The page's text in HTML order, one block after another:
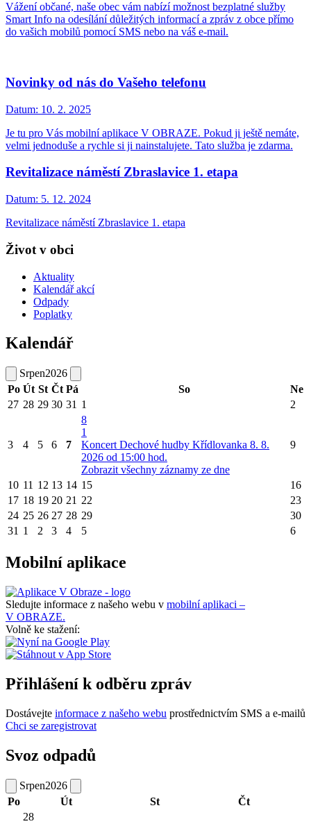
Vážení občané, naše obec vám nabízí možnost bezplatné služby
Smart Info na odesílání důležitých informací a zpráv z obce přímo
do vašich mobilů pomocí SMS nebo na váš e-mail.
Novinky od nás do Vašeho telefonu
Datum: 10. 2. 2025
Je tu pro Vás mobilní aplikace V OBRAZE. Pokud ji ještě nemáte,
velmi jednoduše a rychle si ji nainstalujete. Tato služba je zdarma.
Revitalizace náměstí Zbraslavice 1. etapa
Datum: 5. 12. 2024
Revitalizace náměstí Zbraslavice 1. etapa
Život v obci
Aktuality
Kalendář akcí
Odpady
Poplatky
Kalendář
Srpen2026
Po Út St Čt Pá So
Ne
27 28 29 30 31 1 2
3 4 5 6 7
8
1
Koncert Dechové hudby Křídlovanka 8. 8.
2026 od 15:00 hod.
Zobrazit všechny záznamy ze dne
9
10 11 12 13 14 15
16
17 18 19 20 21 22
23
24 25 26 27 28 29
30
31 1 2 3 4 5 6
Mobilní aplikace
Sledujte informace z našeho webu v mobilní aplikaci –
V OBRAZE.
Volně ke stažení:
Přihlášení k odběru zpráv
Dostávejte informace z našeho webu prostřednictvím SMS a e-mailů
Chci se zaregistrovat
Svoz odpadů
Srpen2026
Po
Út St Čt
28